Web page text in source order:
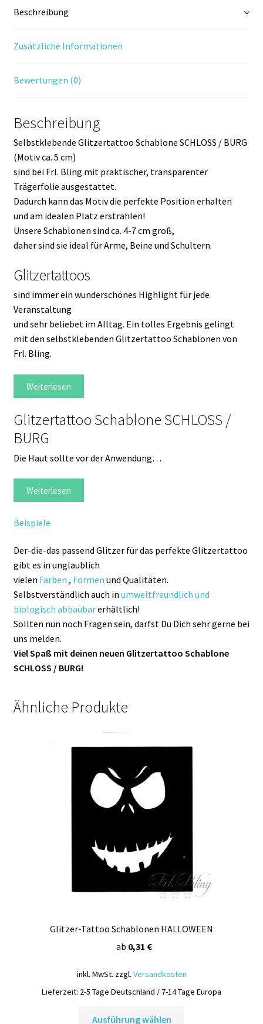
Beschreibung
Zusätzliche Informationen
Bewertungen (0)
Beschreibung
Selbstklebende Glitzertattoo Schablone SCHLOSS / BURG
(Motiv ca. 5 cm)
sind bei Frl. Bling mit praktischer, transparenter
Trägerfolie ausgestattet.
Dadurch kann das Motiv die perfekte Position erhalten
und am idealen Platz erstrahlen!
Unsere Schablonen sind ca. 4-7 cm groß,
daher sind sie ideal für Arme, Beine und Schultern.
Glitzertattoos
sind immer ein wunderschönes Highlight für jede
Veranstaltung
und sehr beliebet im Alltag. Ein tolles Ergebnis gelingt
mit den selbstklebenden Glitzertattoo Schablonen von
Frl. Bling.
Weiterlesen
Glitzertattoo Schablone SCHLOSS /
BURG
Die Haut sollte vor der Anwendung…
Weiterlesen
Beispiele
Der-die-das passend Glitzer für das perfekte Glitzertattoo
gibt es in unglaublich
vielen Farben , Formen und Qualitäten.
Selbstverständlich auch in umweltfreundlich und
biologisch abbaubarerhältlich!
Sollten nun noch Fragen sein, darfst Du Dich sehr gerne bei
uns melden.
Viel Spaß mit deinen neuen Glitzertattoo Schablone
SCHLOSS / BURG!
Ähnliche Produkte
Glitzer-Tattoo Schablonen HALLOWEEN
ab 0,31 €
inkl. MwSt. zzgl. Versandkosten
Lieferzeit: 2-5 Tage Deutschland / 7-14 Tage Europa
Ausführung wählen